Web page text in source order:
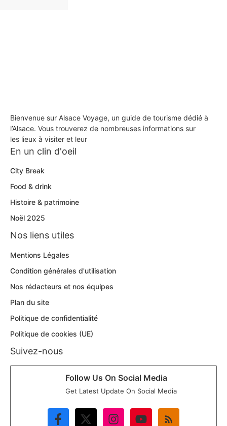
Bienvenue sur Alsace Voyage, un guide de tourisme dédié à
l’Alsace. Vous trouverez de nombreuses informations sur
les lieux à visiter et leur
En un clin d'oeil
City Break
Food & drink
Histoire & patrimoine
Noël 2025
Nos liens utiles
Mentions Légales
Condition générales d'utilisation
Nos rédacteurs et nos équipes
Plan du site
Politique de confidentialité
Politique de cookies (UE)
Suivez-nous
Follow Us On Social Media
Get Latest Update On Social Media